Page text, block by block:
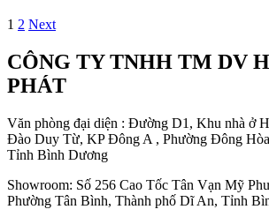
1 2 Next
CÔNG TY TNHH TM DV
PHÁT
Văn phòng đại diện : Đường D1, Khu nhà ở
Đào Duy Từ, KP Đông A , Phường Đông
Tỉnh Bình Dương
Showroom: Số 256 Cao Tốc Tân Vạn Mỹ
Phường Tân Bình, Thành phố Dĩ An, Tỉnh